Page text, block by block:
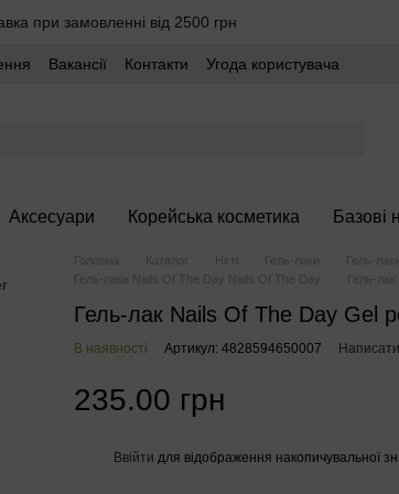
при замовленні від 2500 грн
Вакансії Контакти
Угода користувача
Аксесуари Корейська косметика Базові
Головна Каталог Нігті Гель-лаки
Гель-
Гель-лаки Nails Of The Day Nails Of The Day
Гель-
Гель-лак Nails Of The Day Gel
В наявності Артикул: 4828594650007 Написати
235.00 грн
Ввійти для відображення накопичувальної